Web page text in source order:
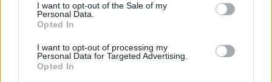
I want to opt-out of the Sale of my
Personal Data.
Opted In
I want to opt-out of processing my
Personal Data for Targeted Advertising.
Opted In